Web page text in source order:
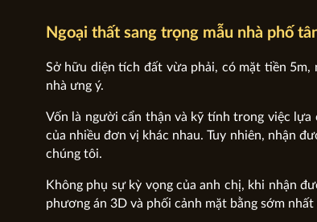
Ngoại thất sang trọng mẫu nhà phố
Sở hữu diện tích đất vừa phải, có mặt tiền
nhà ưng ý.
Vốn là người cẩn thận và kỹ tính trong việc
của nhiều đơn vị khác nhau. Tuy nhiên, nhận
chúng tôi.
Không phụ sự kỳ vọng của anh chị, khi nhận
phương án 3D và phối cảnh mặt bằng sớm nhất